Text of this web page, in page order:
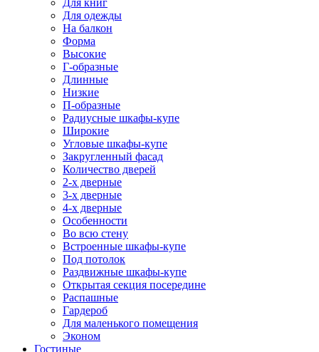
Для книг
Для одежды
На балкон
Форма
Высокие
Г-образные
Длинные
Низкие
П-образные
Радиусные шкафы-купе
Широкие
Угловые шкафы-купе
Закругленный фасад
Количество дверей
2-х дверные
3-х дверные
4-х дверные
Особенности
Во всю стену
Встроенные шкафы-купе
Под потолок
Раздвижные шкафы-купе
Открытая секция посередине
Распашные
Гардероб
Для маленького помещения
Эконом
Гостиные